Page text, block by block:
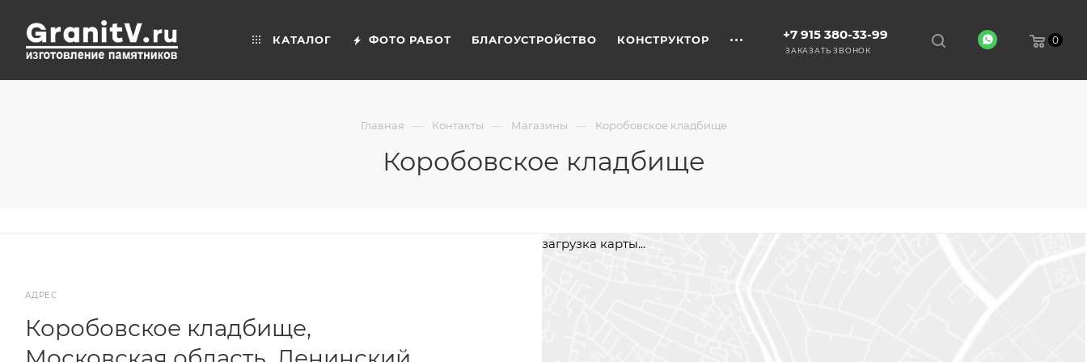
+7 915 380-33-99
ЗАКАЗАТЬ ЗВОНОК
0
КАТАЛОГ ФОТО РАБОТ БЛАГОУСТРОЙСТВО КОНСТРУКТОР
Главная — Контакты — Магазины — Коробовское кладбище
Коробовское кладбище
АДРЕС
Коробовское кладбище,
загрузка карты...